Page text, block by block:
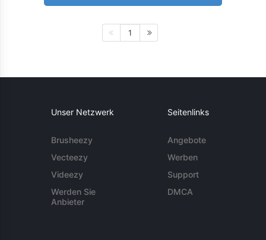
1
Unser Netzwerk
Brusheezy
Vecteezy
Videezy
Werden Sie
Anbieter
Seitenlinks
Angebote
Werben
Support
DMCA